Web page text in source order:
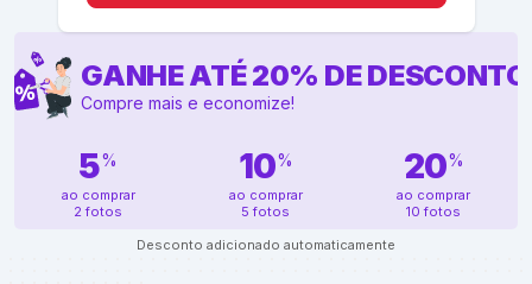
GANHE ATÉ20% DE DESCONTO
Compre mais e economize!
5%
ao comprar
2 fotos
10%
ao comprar
5 fotos
20%
ao comprar
10 fotos
Desconto adicionado automaticamente